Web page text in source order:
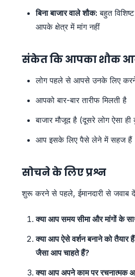
बिना बाजार वाले शौक: बहुत
आपके क्षेत्र में मांग नहीं
संकेत कि आपका शौक
लोग पहले से आपसे उनके लिए
आपको बार-बार तारीफ मिलती है
बाजार मौजूद है (दूसरे लोग ऐसा
आप इसके लिए पैसे लेने में सहज हैं
सोचने के लिए प्रश्न
शुरू करने से पहले, ईमानदारी से जवाब
क्या आप समय सीमा और मांगों के
क्या आप ऐसे वर्शन बनाने को तैयार
जैसा आप चाहते हैं?
क्या आप अपने काम पर रचनात्मक